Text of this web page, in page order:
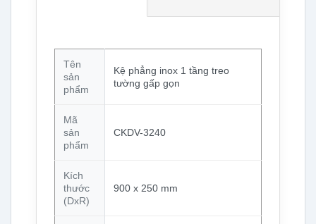
Tên
sản
phẩm
Kệ phẳng inox 1 tầng treo
tường gấp gọn
Mã
sản
phẩm
CKDV-3240
Kích
thước
(DxR)
900 x 250 mm